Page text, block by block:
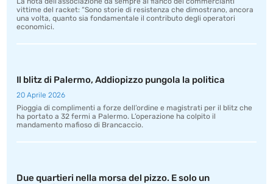
vittime del racket: “Sono storie di resistenza che dimostrano, ancora
una volta, quanto sia fondamentale il contributo degli operatori
economici.
Il blitz di Palermo, Addiopizzo pungola la politica
20 Aprile 2026
Pioggia di complimenti a forze dell’ordine e magistrati per il blitz che
ha portato a 32 fermi a Palermo. L’operazione ha colpito il
mandamento mafioso di Brancaccio.
Due quartieri nella morsa del pizzo. E solo un